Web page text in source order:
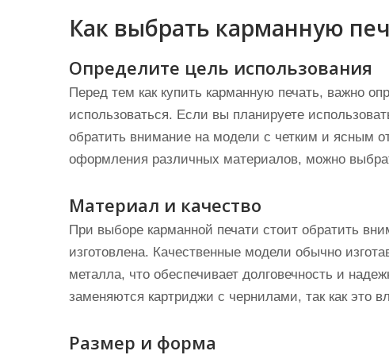
Как выбрать карманную
Определите цель использования
Перед тем как купить карманную печать, важно
использоваться. Если вы планируете
обратить внимание на модели с четким и ясным
оформления различных материалов, можно
Материал и качество
При выборе карманной печати стоит обратить
изготовлена. Качественные модели обычно
металла, что обеспечивает долговечность и
заменяются картриджи с чернилами, так как это
Размер и форма